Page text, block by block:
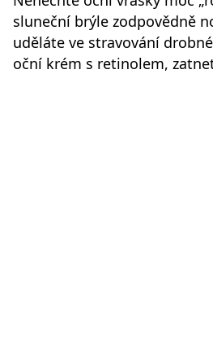
sluneční brýle zodpovědně
uděláte ve stravování
oční krém s retinolem,